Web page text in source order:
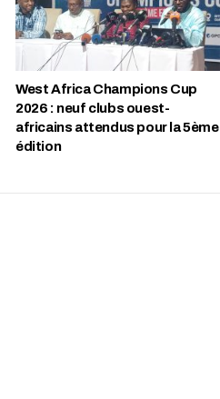
West Africa Champions Cup
2026 : neuf clubs ouest-
africains attendus pour la 5ème
édition